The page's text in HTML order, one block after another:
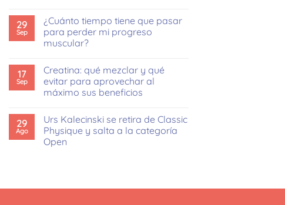
comentarios
en
Mr.
Olympia
Lunsford
reafirma
su
reinado
y
hace
historia
en
Classic
29
Sep
¿Cuánto tiempo tiene que pasar
para perder mi progreso
muscular?
comentarios
¿Cuánto
tiempo
pasar
para
perder
mi
progreso
17
Sep
Creatina: qué mezclar y qué
evitar para aprovechar al
máximo sus beneficios
comentarios
en
Creatina:
qué
mezclar
aprovechar
29
Ago
Urs Kalecinski se retira de Classic
Physique y salta a la categoría
Open
Kalecinski